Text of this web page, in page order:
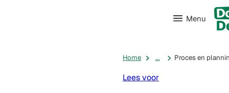
Menu
Home ... Proces en
Lees voor